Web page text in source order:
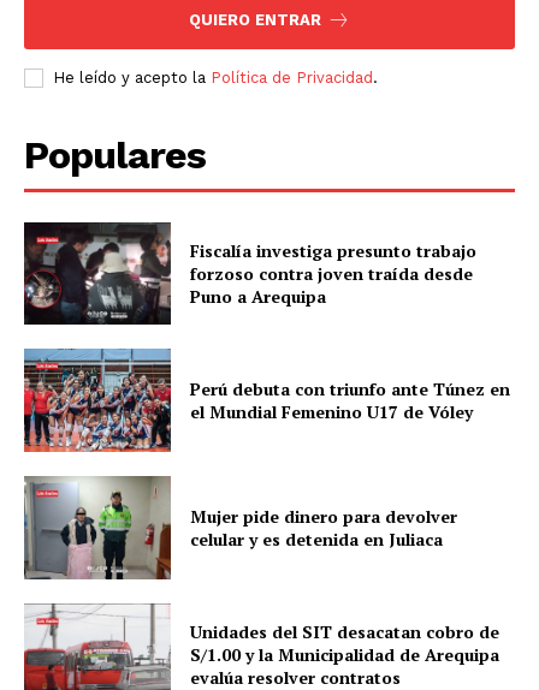
QUIERO ENTRAR
He leído y acepto la Política de Privacidad.
Populares
Fiscalía investiga presunto trabajo
forzoso contra joven traída desde
Puno a Arequipa
Perú debuta con triunfo ante Túnez en
el Mundial Femenino U17 de Vóley
Mujer pide dinero para devolver
celular y es detenida en Juliaca
Unidades del SIT desacatan cobro de
S/1.00 y la Municipalidad de Arequipa
evalúa resolver contratos